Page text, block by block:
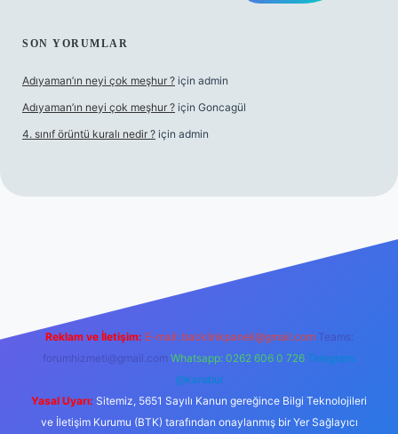
SON YORUMLAR
Adıyaman’ın neyi çok meşhur ? için admin
Adıyaman’ın neyi çok meşhur ? için Goncagül
4. sınıf örüntü kuralı nedir ? için admin
Reklam ve İletişim: E-mail: backlinkpaneli@gmail.com Teams:
forumhizmeti@gmail.com Whatsapp: 0262 606 0 726 Telegram:
@karabul
Yasal Uyarı: Sitemiz, 5651 Sayılı Kanun gereğince Bilgi Teknolojileri
ve İletişim Kurumu (BTK) tarafından onaylanmış bir Yer Sağlayıcı